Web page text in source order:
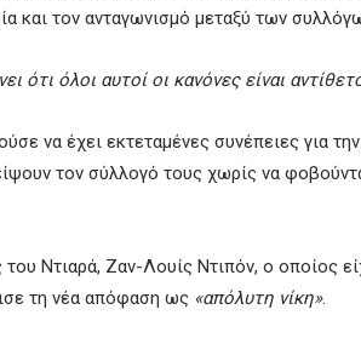
και τον ανταγωνισμό μεταξύ των
ότι όλοι αυτοί οι κανόνες είναι
να έχει εκτεταμένες συνέπειες για
τον σύλλογό τους χωρίς να
Ντιαρά, Ζαν-Λουίς Ντιπόν, ο οποίος
τη νέα απόφαση ως «απόλυτη νίκη».